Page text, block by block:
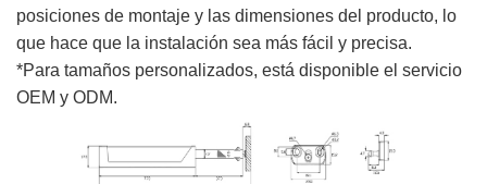
posiciones de montaje y las dimensiones del producto, lo
que hace que la instalación sea más fácil y precisa.
*Para tamaños personalizados, está disponible el servicio
OEM y ODM.